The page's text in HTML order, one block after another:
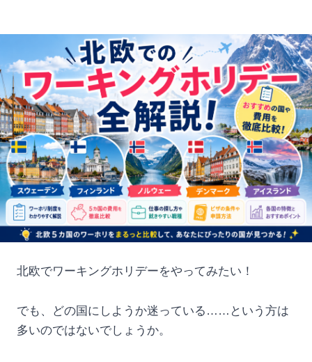
北欧でワーキングホリデーをやってみたい！
でも、どの国にしようか迷っている……という方は
多いのではないでしょうか。